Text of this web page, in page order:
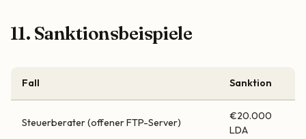
11. Sanktionsbeispiele
Fall Sanktion
Steuerberater (offener FTP-Server)
€20.000
LDA